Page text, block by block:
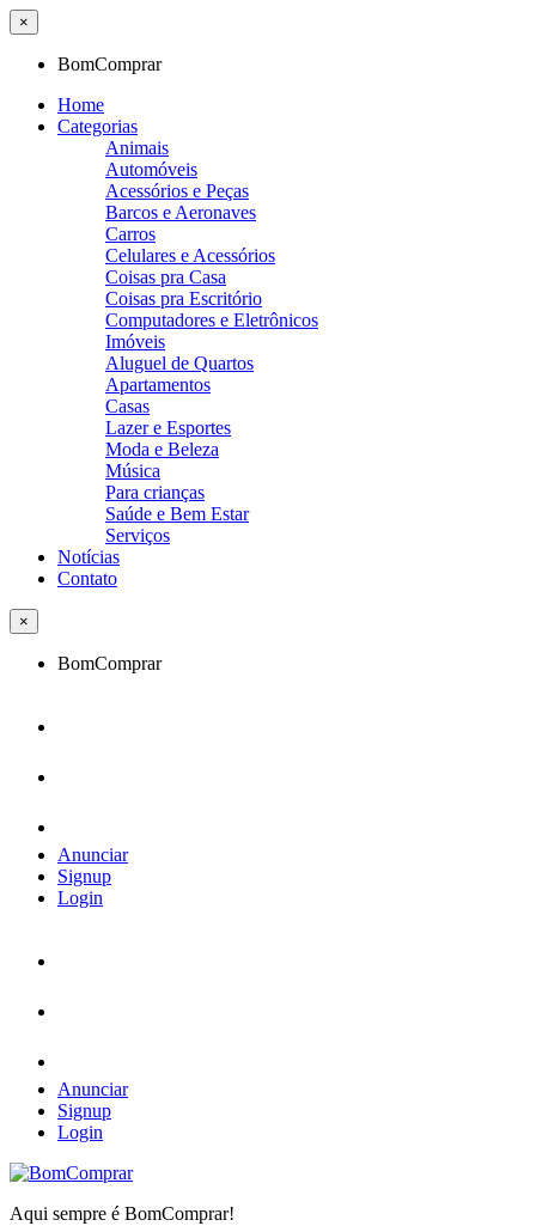
×
BomComprar
Home
Categorias
Animais
Automóveis
Acessórios e Peças
Barcos e Aeronaves
Carros
Celulares e Acessórios
Coisas pra Casa
Coisas pra Escritório
Computadores e Eletrônicos
Imóveis
Aluguel de Quartos
Apartamentos
Casas
Lazer e Esportes
Moda e Beleza
Música
Para crianças
Saúde e Bem Estar
Serviços
Notícias
Contato
×
BomComprar
Anunciar
Signup
Login
Anunciar
Signup
Login
BomComprar
Aqui sempre é BomComprar!